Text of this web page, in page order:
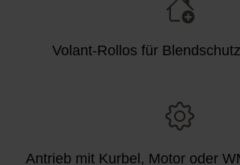
Volant-Rollos für
Antrieb mit Kurbel, Motor oder